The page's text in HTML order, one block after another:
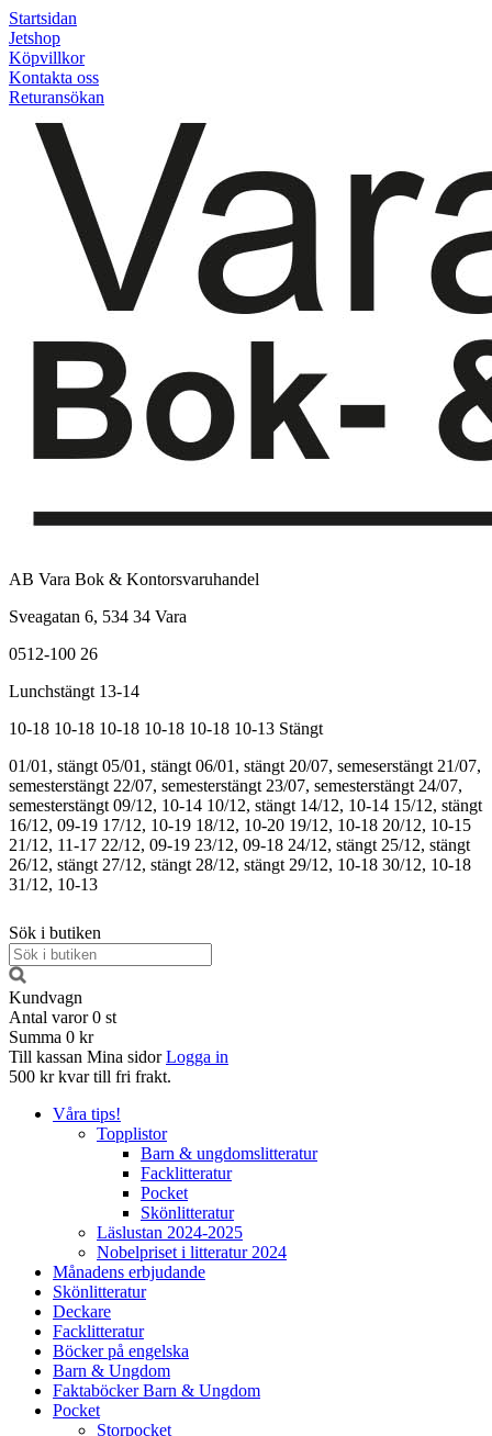
Startsidan
Jetshop
Köpvillkor
Kontakta oss
Returansökan
AB Vara Bok & Kontorsvaruhandel
Sveagatan 6, 534 34 Vara
0512-100 26
Lunchstängt 13-14
10-18 10-18 10-18 10-18 10-18 10-13 Stängt
01/01, stängt 05/01, stängt 06/01, stängt 20/07, semeserstängt 21/07,
semesterstängt 22/07, semesterstängt 23/07, semesterstängt 24/07,
semesterstängt 09/12, 10-14 10/12, stängt 14/12, 10-14 15/12, stängt
16/12, 09-19 17/12, 10-19 18/12, 10-20 19/12, 10-18 20/12, 10-15
21/12, 11-17 22/12, 09-19 23/12, 09-18 24/12, stängt 25/12, stängt
26/12, stängt 27/12, stängt 28/12, stängt 29/12, 10-18 30/12, 10-18
31/12, 10-13
Sök i butiken
Kundvagn
Antal varor 0 st
Summa 0 kr
Till kassan Mina sidor Logga in
500 kr kvar till fri frakt.
Våra tips!
Topplistor
Barn & ungdomslitteratur
Facklitteratur
Pocket
Skönlitteratur
Läslustan 2024-2025
Nobelpriset i litteratur 2024
Månadens erbjudande
Skönlitteratur
Deckare
Facklitteratur
Böcker på engelska
Barn & Ungdom
Faktaböcker Barn & Ungdom
Pocket
Storpocket